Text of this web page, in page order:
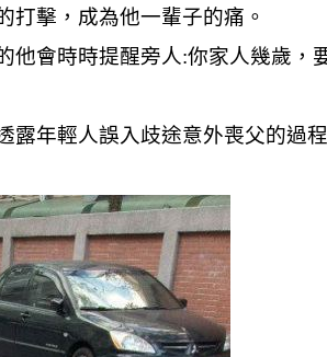
打擊，成為他一輩子的痛。
他會時時提醒旁人:你家人幾歲，
年輕人誤入歧途意外喪父的過程